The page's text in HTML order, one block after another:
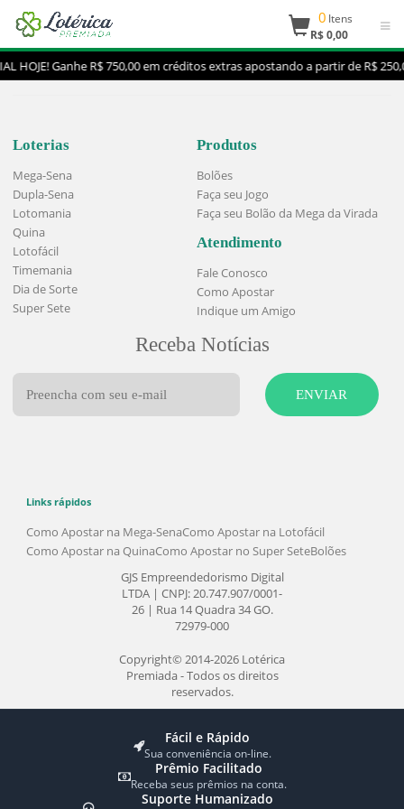
0Itens
R$ 0,00
HOJE! Ganhe R$ 750,00 em créditos extras apostando a partir de R$
Loterias
Mega-Sena
Dupla-Sena
Lotomania
Quina
Lotofácil
Timemania
Dia de Sorte
Produtos
Bolões
Faça seu Jogo
Faça seu Bolão da Mega da Virada
Fale Conosco
Como Apostar
ENVIAR
Links rápidos
Como Apostar na Mega-SenaComo Apostar na Lotofácil
Como Apostar na QuinaComo Apostar no Super Sete
GJS Empreendedorismo Digital
LTDA | CNPJ: 20.747.907/0001-
72979-000
Copyright© 2014-2026 Lotérica
Premiada - Todos os direitos
reservados.
Fácil e Rápido
Sua conveniência on-line.